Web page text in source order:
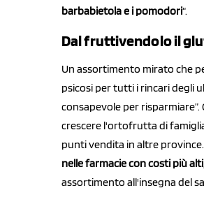
barbabietola e i pomodori“.
Dal fruttivendolo il
Un assortimento mirato che
psicosi per tutti i rincari degli
consapevole per
crescere l'ortofrutta di
punti vendita in altre
nelle farmacie con costi più alti
assortimento all'insegna del